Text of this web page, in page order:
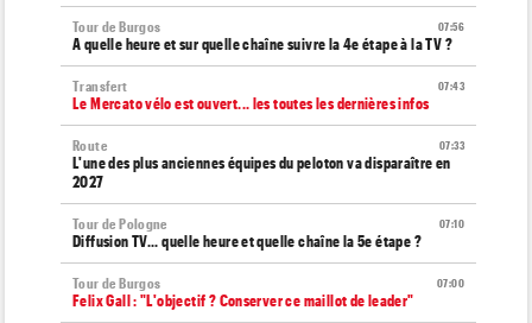
07:56
Tour de Burgos
A quelle heure et sur quelle chaîne suivre la 4e étape à la TV ?
07:43
Transfert
Le Mercato vélo est ouvert... les toutes les dernières infos
07:33
Route
L'une des plus anciennes équipes du peloton va disparaître en
2027
07:10
Tour de Pologne
Diffusion TV... quelle heure et quelle chaîne la 5e étape ?
07:00
Tour de Burgos
Felix Gall : "L'objectif ? Conserver ce maillot de leader"